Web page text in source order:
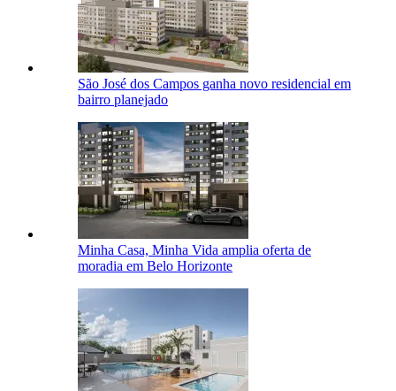
São José dos Campos ganha novo residencial em
bairro planejado
Minha Casa, Minha Vida amplia oferta de
moradia em Belo Horizonte